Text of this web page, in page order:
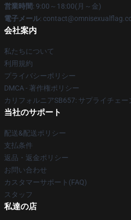
営業時間: 9:00～18:00(月～金)
電子メール:
会社案内
私たちについて
利用規約
プライバシーポリシー
DMCA - 著作権ポリシー
カリフォルニアSB657: サプライチェー
当社のサポート
配送&配送ポリシー
支払条件
返品・返金ポリシー
お問い合わせ
カスタマーサポート(FAQ)
スタッフ
私達の店